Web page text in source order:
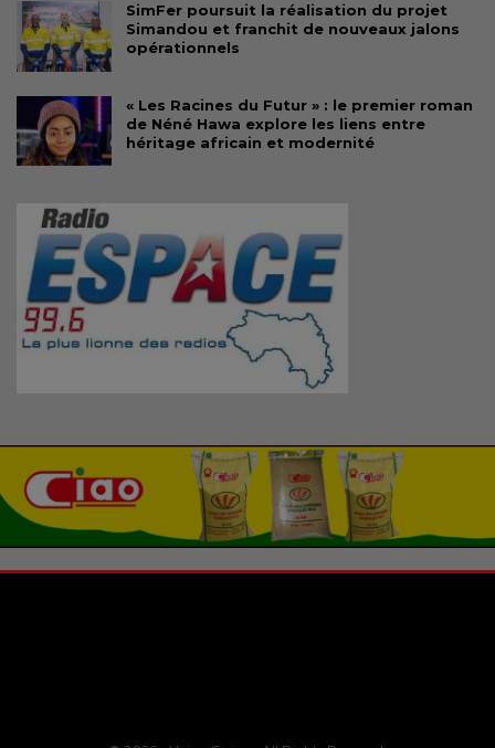
SimFer poursuit la réalisation du projet
Simandou et franchit de nouveaux jalons
opérationnels
« Les Racines du Futur » : le premier roman
de Néné Hawa explore les liens entre
héritage africain et modernité